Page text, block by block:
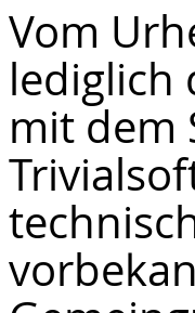
Vom
lediglich
mit dem